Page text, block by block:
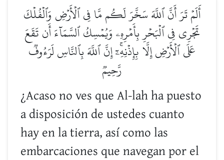
أَلَمۡ تَرَ أَنَّ ٱللَّهَ سَخَّرَ لَكُم مَّا فِي ٱلۡأَرۡضِ وَٱلۡفُلۡكَ
تَجۡرِي فِي ٱلۡبَحۡرِ بِأَمۡرِهِۦ وَيُمۡسِكُ ٱلسَّمَآءَ أَن تَقَعَ
عَلَى ٱلۡأَرۡضِ إِلَّا بِإِذۡنِهِۦٓۚ إِنَّ ٱللَّهَ بِٱلنَّاسِ لَرَءُوفٞ
رَّحِيمٞ
¿Acaso no ves que Al-lah ha puesto
a disposición de ustedes cuanto
hay en la tierra, así como las
embarcaciones que navegan por el